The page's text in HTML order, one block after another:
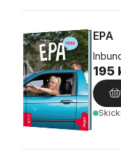
EPA
195